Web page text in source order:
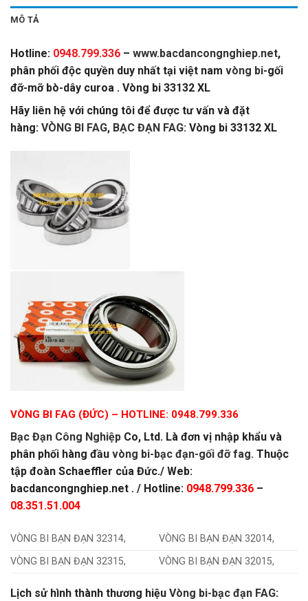
MÔ TẢ
Hotline: 0948.799.336 – www.bacdancongnghiep.net,
phân phối độc quyền duy nhất tại việt nam vòng bi-gối
đỡ-mỡ bò-dây curoa . Vòng bi 33132 XL
Hãy liên hệ với chúng tôi để được tư vấn và đặt
hàng: VÒNG BI FAG, BẠC ĐẠN FAG: Vòng bi 33132 XL
VÒNG BI FAG (ĐỨC) – HOTLINE: 0948.799.336
Bạc Đạn Công Nghiệp Co, Ltd. Là đơn vị nhập khẩu và
phân phối hàng đầu vòng bi-bạc đạn-gối đỡ fag. Thuộc
tập đoàn Schaeffler của Đức./ Web:
bacdancongnghiep.net . / Hotline: 0948.799.336 –
08.351.51.004
VÒNG BI BẠN ĐẠN 32314,
VÒNG BI BẠN ĐẠN 32014,
VÒNG BI BẠN ĐẠN 32315,
VÒNG BI BẠN ĐẠN 32015,
Lịch sử hình thành thương hiệu Vòng bi-bạc đạn FAG: